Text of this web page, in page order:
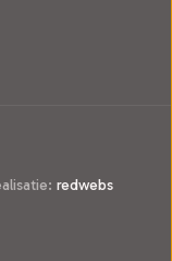
redwebs